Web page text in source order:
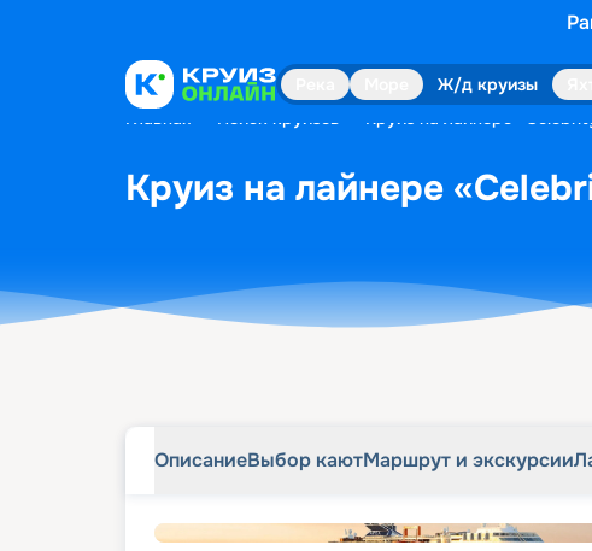
Ж/д круизы
Главная Поиск круизов Круиз на лайнере
Круиз на лайнере
ОписаниеВыбор каютМаршрут и экскурсии